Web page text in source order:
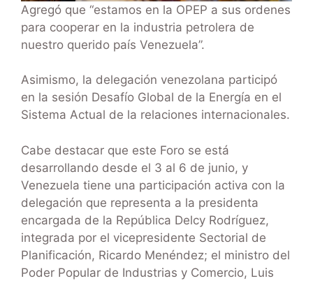
Agregó que “estamos en la OPEP a sus ordenes
para cooperar en la industria petrolera de
nuestro querido país Venezuela”.
Asimismo, la delegación venezolana participó
en la sesión Desafío Global de la Energía en el
Sistema Actual de la relaciones internacionales.
Cabe destacar que este Foro se está
desarrollando desde el 3 al 6 de junio, y
Venezuela tiene una participación activa con la
delegación que representa a la presidenta
encargada de la República Delcy Rodríguez,
integrada por el vicepresidente Sectorial de
Planificación, Ricardo Menéndez; el ministro del
Poder Popular de Industrias y Comercio, Luis